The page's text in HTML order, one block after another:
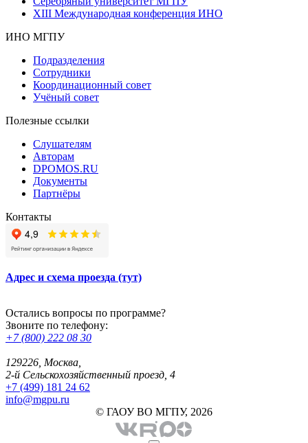
XIII Международная конференция ИНО
ИНО МГПУ
Подразделения
Сотрудники
Координационный совет
Учёный совет
Полезные ссылки
Слушателям
Авторам
DPOMOS.RU
Документы
Партнёры
Контакты
Адрес и схема проезда (тут)
Остались вопросы по программе?
Звоните по телефону:
+7 (800) 222 08 30
129226, Москва,
2-й Сельскохозяйственный проезд, 4
+7 (499) 181 24 62
info@mgpu.ru
© ГАОУ ВО МГПУ, 2026